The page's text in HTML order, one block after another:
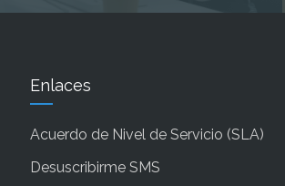
Enlaces
Acuerdo de Nivel de Servicio (SLA)
Desuscribirme SMS